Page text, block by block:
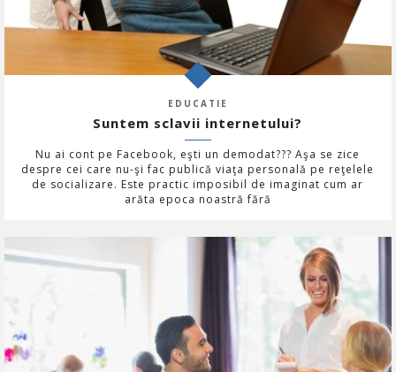
EDUCATIE
Suntem sclavii internetului?
Nu ai cont pe Facebook, eşti un demodat??? Aşa se zice
despre cei care nu-şi fac publică viaţa personală pe reţelele
de socializare. Este practic imposibil de imaginat cum ar
arăta epoca noastră fără